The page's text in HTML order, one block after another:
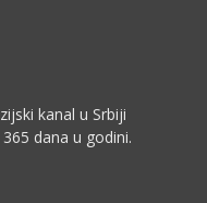
kanal u Srbiji
dana u godini.